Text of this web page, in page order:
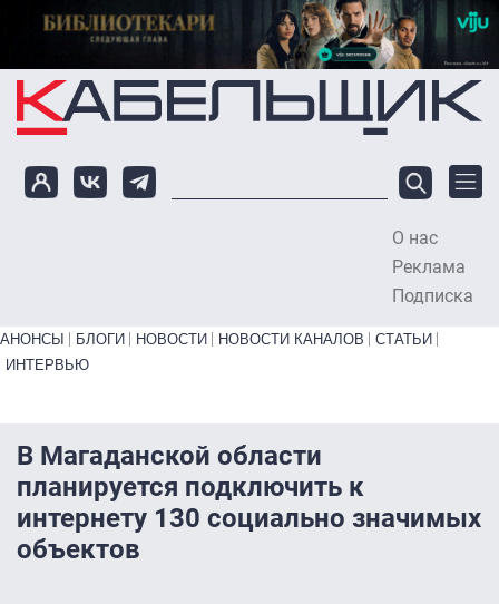
Перейти к основному содержанию
О нас
Реклама
Подписка
Primary links bottom
АНОНСЫ БЛОГИ НОВОСТИ НОВОСТИ КАНАЛОВ
СТАТЬИ
ИНТЕРВЬЮ
В Магаданской области
планируется подключить к
интернету 130 социально значимых
объектов